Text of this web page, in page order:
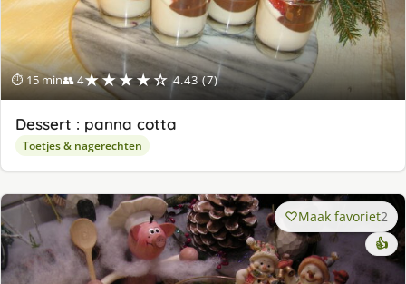
⏱ 15 min👥 4★★★★☆ 4.43 (7)
Dessert : panna cotta
Toetjes & nagerechten
Maak favoriet2
👍